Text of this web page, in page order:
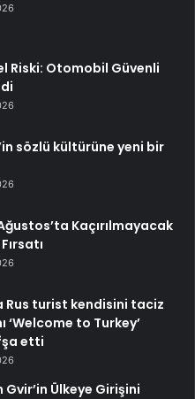
Riski: Otomobil Güvenli
sözlü kültürüne yeni bir
Kaçırılmayacak
Rus turist kendisini taciz
‘Welcome to Turkey’
etti
Gvir’in Ülkeye Girişini